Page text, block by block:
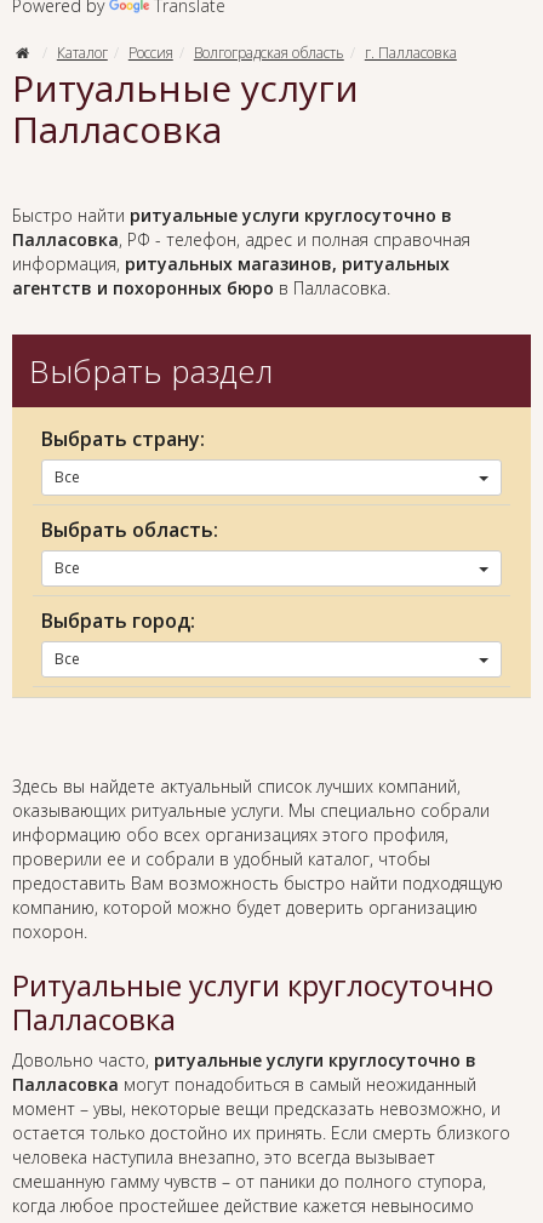
Powered by Translate
Каталог Россия Волгоградская область г. Палласовка
Ритуальные услуги
Палласовка
Быстро найти ритуальные услуги круглосуточно в
Палласовка, РФ - телефон, адрес и полная справочная
информация, ритуальных магазинов, ритуальных
агентств и похоронных бюро в Палласовка.
Выбрать раздел
Выбрать страну:
Все
Выбрать область:
Все
Выбрать город:
Все
Здесь вы найдете актуальный список лучших компаний,
оказывающих ритуальные услуги. Мы специально собрали
информацию обо всех организациях этого профиля,
проверили ее и собрали в удобный каталог, чтобы
предоставить Вам возможность быстро найти подходящую
компанию, которой можно будет доверить организацию
похорон.
Ритуальные услуги круглосуточно
Палласовка
Довольно часто, ритуальные услуги круглосуточно в
Палласовка могут понадобиться в самый неожиданный
момент – увы, некоторые вещи предсказать невозможно, и
остается только достойно их принять. Если смерть близкого
человека наступила внезапно, это всегда вызывает
смешанную гамму чувств – от паники до полного ступора,
когда любое простейшее действие кажется невыносимо